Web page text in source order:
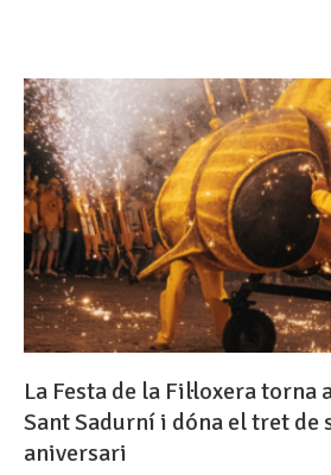
La Festa de la Fil·loxera
Sant Sadurní i dóna el tret de
aniversari